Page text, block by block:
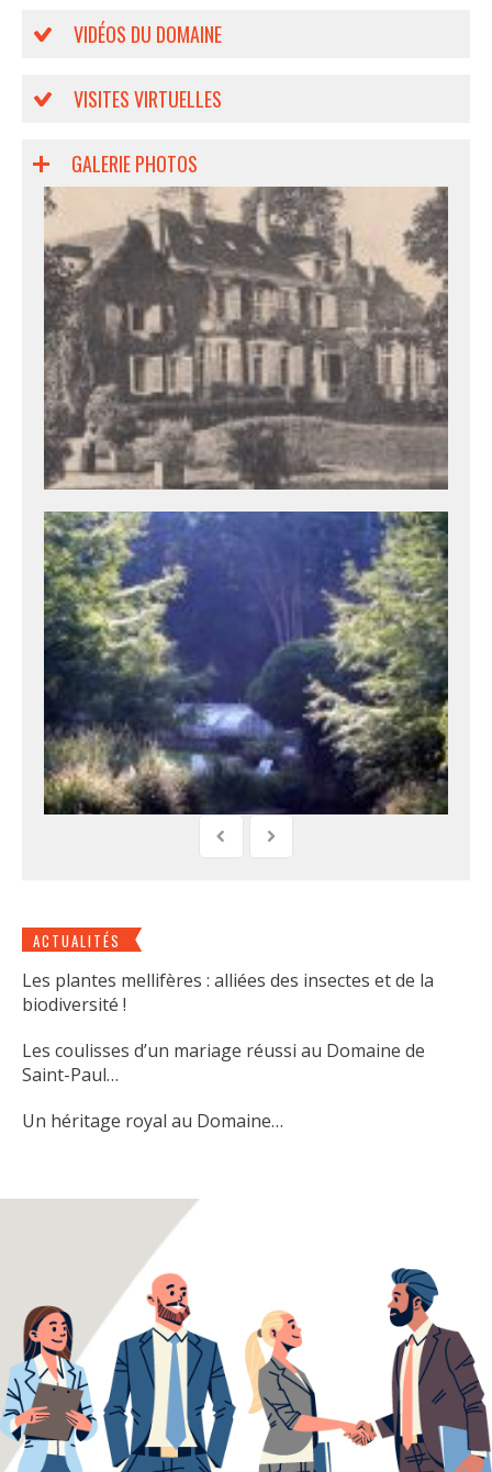
VIDÉOS DU DOMAINE
VISITES VIRTUELLES
GALERIE PHOTOS
ACTUALITÉS
Les plantes mellifères : alliées des insectes et de la
biodiversité !
Les coulisses d’un mariage réussi au Domaine de
Saint-Paul…
Un héritage royal au Domaine…